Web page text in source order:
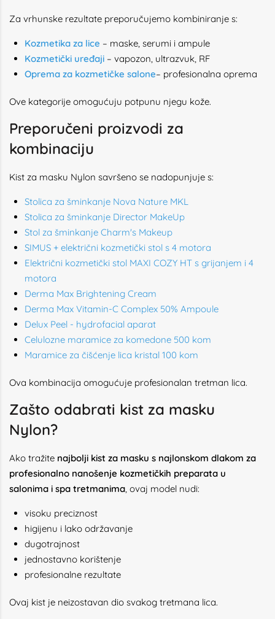
Za vrhunske rezultate preporučujemo kombiniranje s:
Kozmetika za lice – maske, serumi i ampule
Kozmetički uređaji – vapozon, ultrazvuk, RF
Oprema za kozmetičke salone– profesionalna oprema
Ove kategorije omogućuju potpunu njegu kože.
Preporučeni proizvodi za
kombinaciju
Kist za masku Nylon savršeno se nadopunjuje s:
Stolica za šminkanje Nova Nature MKL
Stolica za šminkanje Director MakeUp
Stol za šminkanje Charm's Makeup
SIMUS + električni kozmetički stol s 4 motora
Električni kozmetički stol MAXI COZY HT s grijanjem i 4
motora
Derma Max Brightening Cream
Derma Max Vitamin-C Complex 50% Ampoule
Delux Peel - hydrofacial aparat
Celulozne maramice za komedone 500 kom
Maramice za čišćenje lica kristal 100 kom
Ova kombinacija omogućuje profesionalan tretman lica.
Zašto odabrati kist za masku
Nylon?
Ako tražite najbolji kist za masku s najlonskom dlakom za
profesionalno nanošenje kozmetičkih preparata u
salonima i spa tretmanima, ovaj model nudi:
visoku preciznost
higijenu i lako održavanje
dugotrajnost
jednostavno korištenje
profesionalne rezultate
Ovaj kist je neizostavan dio svakog tretmana lica.